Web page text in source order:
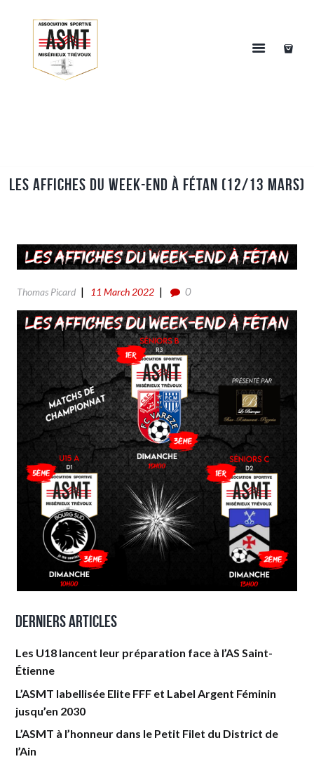
Les affiches du week-end à Fétan (12/13 Mars)
Thomas Picard 11 March 2022 0
Derniers articles
Les U18 lancent leur préparation face à l’AS Saint-
Étienne
L’ASMT labellisée Elite FFF et Label Argent Féminin
jusqu’en 2030
L’ASMT à l’honneur dans le Petit Filet du District de
l’Ain